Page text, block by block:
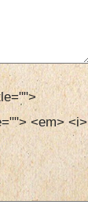
<em> <i>